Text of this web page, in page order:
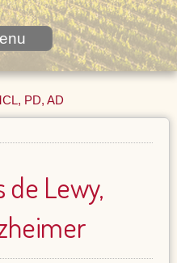
PD, AD
de Lewy,